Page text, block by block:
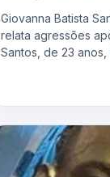
Giovanna Batista
relata agressões
Santos, de 23